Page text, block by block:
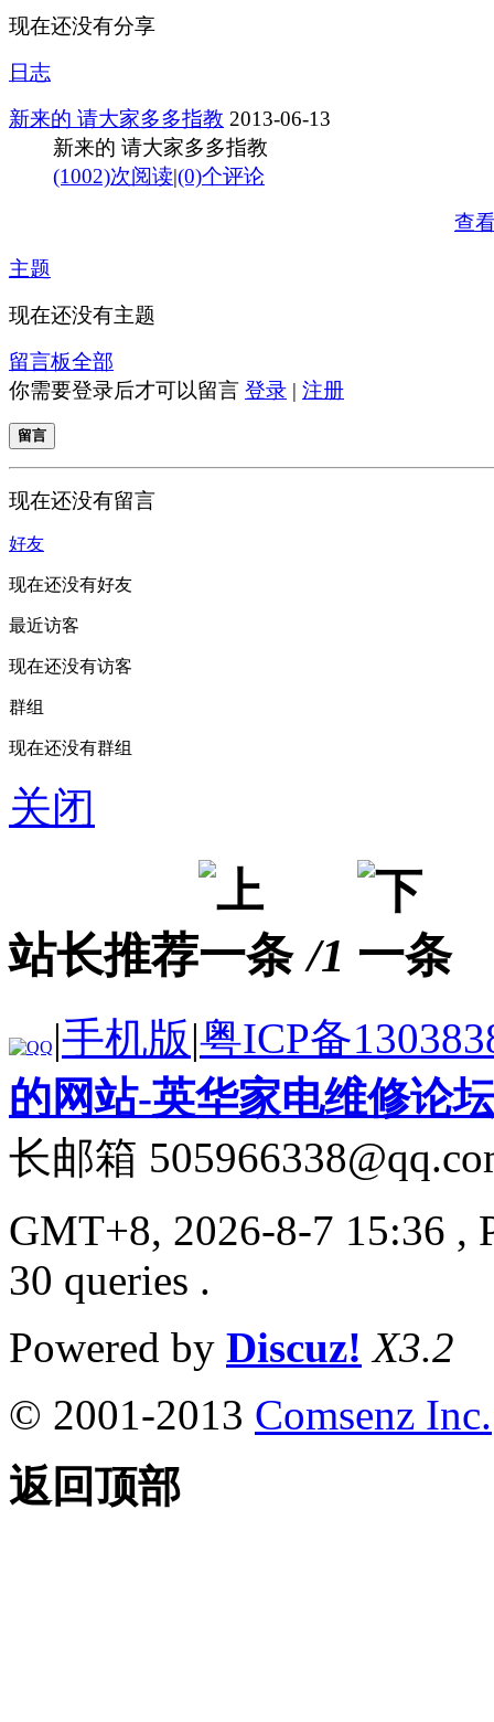
现在还没有分享
日志
新来的 请大家多多指教 2013-06-13
新来的 请大家多多指教
(1002)次阅读|(0)个评论
查
主题
现在还没有主题
留言板全部
你需要登录后才可以留言 登录 | 注册
留言
现在还没有留言
好友
现在还没有好友
最近访客
现在还没有访客
群组
现在还没有群组
关闭
站长推荐 /1
|手机版|粤ICP备
的网站-英华家电维修论
长邮箱
GMT+8, 2026-8-7 15:36 ,
30 queries .
Powered by Discuz! X3.2
© 2001-2013 Comsenz Inc.
返回顶部